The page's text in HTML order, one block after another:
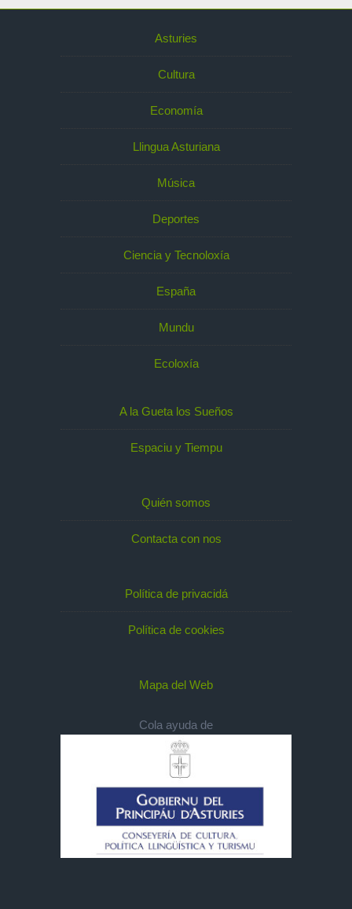
Asturies
Cultura
Economía
Llingua Asturiana
Música
Deportes
Ciencia y Tecnoloxía
España
Mundu
Ecoloxía
A la Gueta los Sueños
Espaciu y Tiempu
Quién somos
Contacta con nos
Política de privacidá
Política de cookies
Mapa del Web
Cola ayuda de